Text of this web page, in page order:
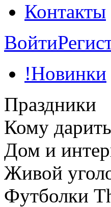
Контакты
Войти
!Новинки
Праздники
Кому дарить
Дом и
Живой
Футболки